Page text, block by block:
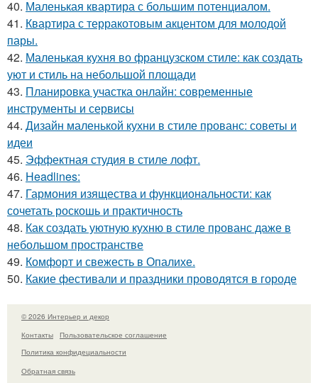
40. Маленькая квартира с большим потенциалом.
41. Квартира с терракотовым акцентом для молодой
пары.
42. Маленькая кухня во французском стиле: как создать
уют и стиль на небольшой площади
43. Планировка участка онлайн: современные
инструменты и сервисы
44. Дизайн маленькой кухни в стиле прованс: советы и
идеи
45. Эффектная студия в стиле лофт.
46. Headlines:
47. Гармония изящества и функциональности: как
сочетать роскошь и практичность
48. Как создать уютную кухню в стиле прованс даже в
небольшом пространстве
49. Комфорт и свежесть в Опалихе.
50. Какие фестивали и праздники проводятся в городе
© 2026 Интерьер и декор
Контакты
Пользовательское соглашение
Политика конфидециальности
Обратная связь